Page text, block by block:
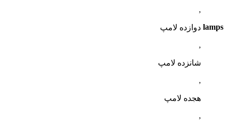
lamps
,
دوازده لامپ
,
شانزده لامپ
,
هجده لامپ
,